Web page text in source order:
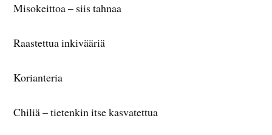
Misokeittoa – siis tahnaa
Raastettua inkivääriä
Korianteria
Chiliä – tietenkin itse kasvatettua